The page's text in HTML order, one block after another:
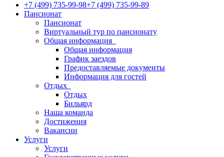
+7 (499) 735-99-98+7 (499) 735-99-89
Пансионат
Пансионат
Виртуальный тур по пансионату
Общая информация
Общая информация
График заездов
Предоставляемые документы
Информация для гостей
Отдых
Отдых
Бильярд
Наша команда
Достижения
Вакансии
Услуги
Услуги